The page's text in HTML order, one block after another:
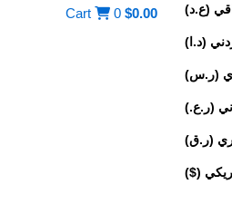
(ع.د)
(د.ا)
(ر.س)
(ر.ع.)
(ر.ق)
($)
$0.00
0
Cart